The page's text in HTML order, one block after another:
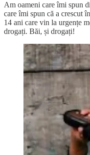
Am oameni care îmi spun
care îmi spun că a crescut
14 ani care vin la urgențe
drogați. Băi, și drogați!